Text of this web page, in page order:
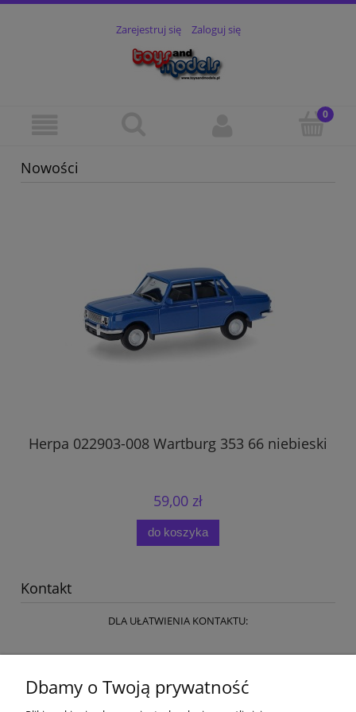
Zarejestruj się Zaloguj się
Nowości
Herpa 022903-008 Wartburg 353 66 niebieski
59,00 zł
do koszyka
Kontakt
DLA UŁATWIENIA KONTAKTU:
Dbamy o Twoją prywatność